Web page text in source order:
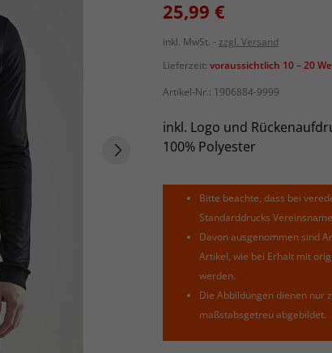
25,99 €
inkl. MwSt.
zzgl. Versand
Lieferzeit: voraussichtlich 10 – 20
Artikel-Nr.: 1906884-9999
inkl. Logo und
100% Polyester
Bitte beachte, dass bei
Standarddrucks
Davon ausgenommen sind
Artikel, wie bei Erhalt mit
werden.
Die Abbildungen dienen nur
maßstabsgetreu abgebildet.